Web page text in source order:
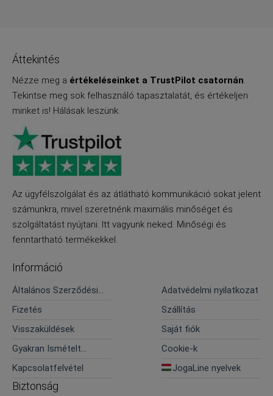
Áttekintés
Nézze meg a értékeléseinket a TrustPilot csatornán.
Tekintse meg sok felhasználó tapasztalatát, és értékeljen
minket is! Hálásak leszünk.
Az ügyfélszolgálat és az átlátható kommunikáció sokat jelent
számunkra, mivel szeretnénk maximális minőséget és
szolgáltatást nyújtani. Itt vagyunk neked. Minőségi és
fenntartható termékekkel.
Információ
Általános Szerződési
Adatvédelmi nyilatkozat
Fizetés
Szállítás
Visszaküldések
Saját fiók
Gyakran Ismételt
Cookie-k
Kapcsolatfelvétel
JogaLine nyelvek
Biztonság